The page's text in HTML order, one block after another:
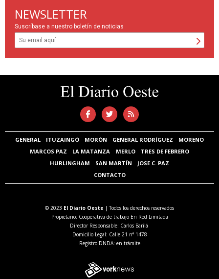
NEWSLETTER
Suscríbase a nuestro boletín de noticias
GENERAL ITUZAINGÓ MORÓN GENERAL RODRÍGUEZ
MORENO
MARCOS PAZ
LA MATANZA MERLO
TRES DE FEBRERO
HURLINGHAM
SAN MARTÍN
JOSE C. PAZ
CONTACTO
© 2023 El Diario Oeste | Todos los derechos reservados
Propietario: Cooperativa de trabajo En Red Limitada
Director Responsable: Carlos Barilá
Domicilio Legal: Calle 21 n° 1478
Registro DNDA: en trámite